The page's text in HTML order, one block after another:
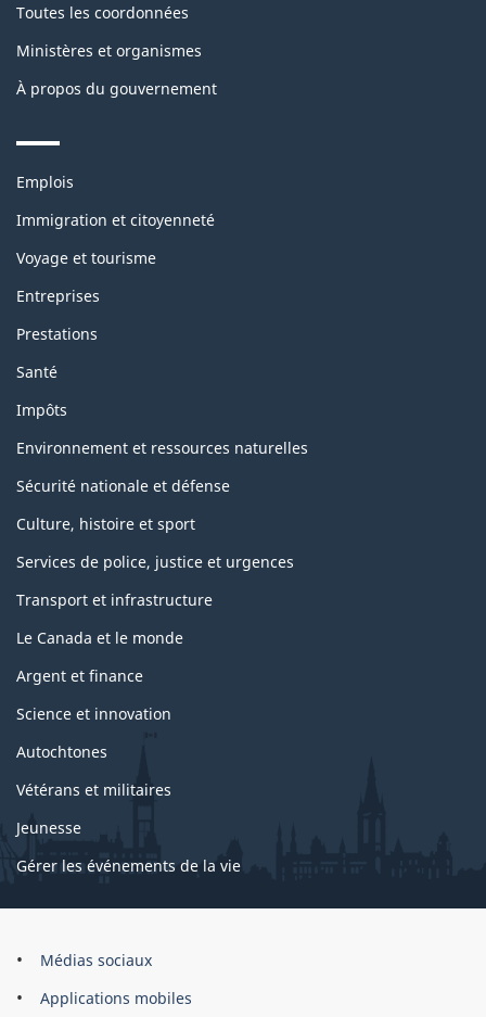
Toutes les coordonnées
Ministères et organismes
À propos du gouvernement
Themes
topics
Emplois
Immigration et citoyenneté
Voyage et tourisme
Entreprises
Prestations
Santé
Impôts
Environnement et ressources naturelles
Sécurité nationale et défense
Culture, histoire et sport
Services de police, justice et urgences
Transport et infrastructure
Le Canada et le monde
Argent et finance
Science et innovation
Autochtones
Vétérans et militaires
Jeunesse
Gérer les événements de la vie
Organisation
gouvernement
Médias sociaux
Applications mobiles